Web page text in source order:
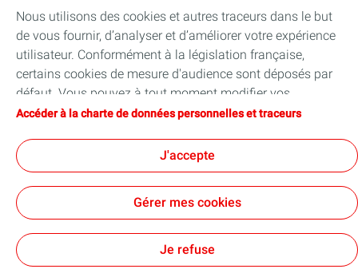
Notre engagement
Notre expertise
Travailler avec nous
Accessibilité : partiellement conforme
Nous utilisons des cookies et autres traceurs dans le but
de vous fournir, d’analyser et d’améliorer votre expérience
utilisateur. Conformément à la législation française,
certains cookies de mesure d'audience sont déposés par
défaut. Vous pouvez à tout moment modifier vos
paramètres de cookies en cliquant sur le bouton « Gérer
vous acceptez le dépôt de l’ensemble des cookies. Dans le
cas où vous cliquez sur « Je refuse », seuls les cookies
techniques nécessaires au bon fonctionnement du site
seront utilisés. Pour plus d’informations, vous pouvez
traceurs ».
Accéder à la charte de données personnelles et traceurs
J'accepte
Gérer mes cookies
Je refuse